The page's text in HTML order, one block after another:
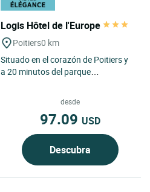
Logis Hôtel de l'Europe
Poitiers0 km
Situado en el corazón de Poitiers y
a 20 minutos del parque
desde
97.09 USD
Descubra